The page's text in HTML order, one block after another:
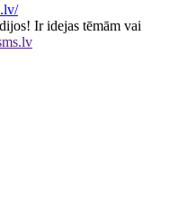
Ir idejas tēmām vai